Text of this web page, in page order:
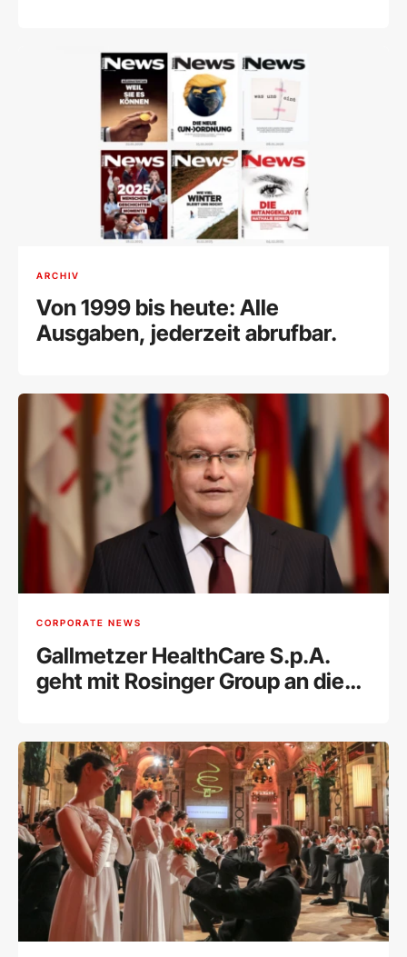
ARCHIV
Von 1999 bis heute: Alle
Ausgaben, jederzeit abrufbar.
CORPORATE NEWS
Gallmetzer HealthCare S.p.A.
geht mit Rosinger Group an die